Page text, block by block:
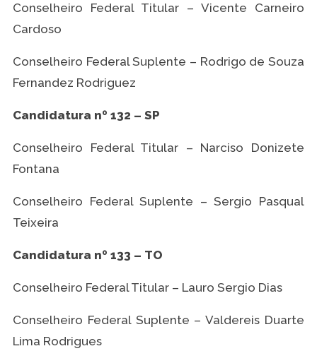
Conselheiro Federal Titular – Vicente Carneiro
Cardoso
Conselheiro Federal Suplente – Rodrigo de Souza
Fernandez Rodriguez
Candidatura nº 132 – SP
Conselheiro Federal Titular – Narciso Donizete
Fontana
Conselheiro Federal Suplente – Sergio Pasqual
Teixeira
Candidatura nº 133 – TO
Conselheiro Federal Titular – Lauro Sergio Dias
Conselheiro Federal Suplente – Valdereis Duarte
Lima Rodrigues